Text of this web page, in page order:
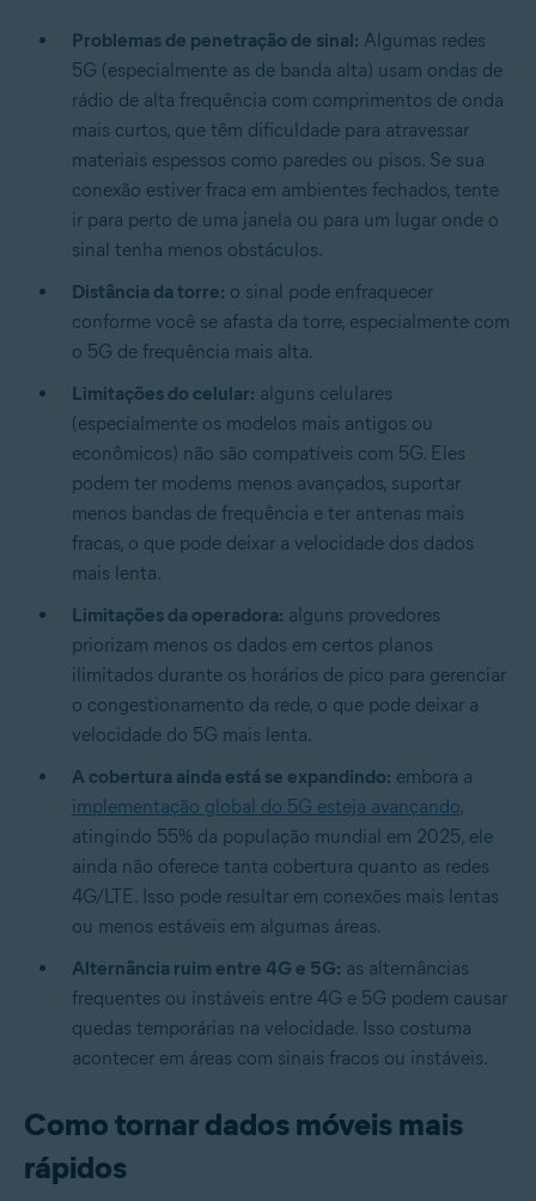
Problemas de penetração de sinal: Algumas redes
5G (especialmente as de banda alta) usam ondas de
rádio de alta frequência com comprimentos de onda
mais curtos, que têm dificuldade para atravessar
materiais espessos como paredes ou pisos. Se sua
conexão estiver fraca em ambientes fechados, tente
ir para perto de uma janela ou para um lugar onde o
sinal tenha menos obstáculos.
Distância da torre: o sinal pode enfraquecer
conforme você se afasta da torre, especialmente com
o 5G de frequência mais alta.
Limitações do celular: alguns celulares
(especialmente os modelos mais antigos ou
econômicos) não são compatíveis com 5G. Eles
podem ter modems menos avançados, suportar
menos bandas de frequência e ter antenas mais
fracas, o que pode deixar a velocidade dos dados
mais lenta.
Limitações da operadora: alguns provedores
priorizam menos os dados em certos planos
ilimitados durante os horários de pico para gerenciar
o congestionamento da rede, o que pode deixar a
velocidade do 5G mais lenta.
A cobertura ainda está se expandindo: embora a
implementação global do 5G esteja avançando,
atingindo 55% da população mundial em 2025, ele
ainda não oferece tanta cobertura quanto as redes
4G/LTE. Isso pode resultar em conexões mais lentas
ou menos estáveis em algumas áreas.
Alternância ruim entre 4G e 5G: as alternâncias
frequentes ou instáveis entre 4G e 5G podem causar
quedas temporárias na velocidade. Isso costuma
acontecer em áreas com sinais fracos ou instáveis.
Como tornar dados móveis mais
rápidos